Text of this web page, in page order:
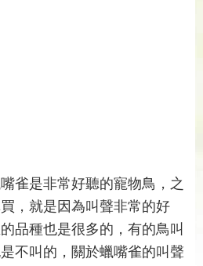
嘴雀是非常好聽的寵物鳥，之
，就是因為叫聲非常的好
品種也是很多的，有的鳥叫
不叫的，關於蠟嘴雀的叫聲